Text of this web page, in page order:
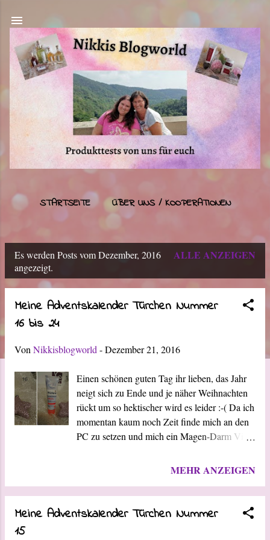
STARTSEITE
ÜBER UNS / KOOPERATIONEN
MEHR…
o
Es werden Posts vom Dezember, 2016
angezeigt.
ALLE ANZEIGEN
Meine Adventskalender Türchen Nummer
16 bis 24
Von Nikkisblogworld -Dezember 21, 2016
Einen schönen guten Tag ihr lieben, das Jahr
neigt sich zu Ende und je näher Weihnachten
rückt um so hektischer wird es leider :-( Da ich
momentan kaum noch Zeit finde mich an den
PC zu setzen und mich ein Magen-Darm Virus
entschlossen in dem heutigen Post alle
bildlich zu zeigen. Ich hoffe ihr versteht das.
Ab Januar geht es dann hier frisch und munter
MEHR ANZEIGEN
Meine Adventskalender Türchen Nummer
15